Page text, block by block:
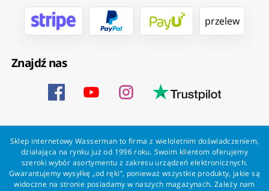
przelew
Znajdź nas
Sklep internetowy Wasserman to firma z wieloletnim doświadczeniem,
działająca na rynku już od 1996 roku. Swoim klientom oferujemy
szeroki wybór asortymentu z zakresu urządzeń elektronicznych.
Gwarantujemy wysyłkę „od ręki”, ponieważ wszystkie produkty, jakie są
widoczne na stronie posiadamy w naszych magazynach. Zależy nam